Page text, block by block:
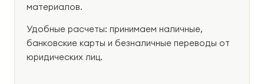
материалов.
Удобные расчеты: принимаем наличные,
банковские карты и безналичные переводы от
юридических лиц.